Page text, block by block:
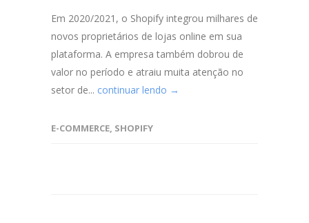
Em 2020/2021, o Shopify integrou milhares de
novos proprietários de lojas online em sua
plataforma. A empresa também dobrou de
valor no período e atraiu muita atenção no
setor de... continuar lendo →
E-COMMERCE, SHOPIFY